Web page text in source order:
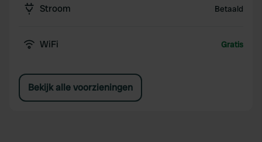
Stroom Betaald
WiFi Gratis
Bekijk alle voorzieningen